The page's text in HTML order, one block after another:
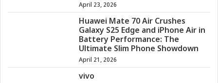
April 23, 2026
Huawei Mate 70 Air Crushes
Galaxy S25 Edge and iPhone Air in
Battery Performance: The
Ultimate Slim Phone Showdown
April 21, 2026
vivo